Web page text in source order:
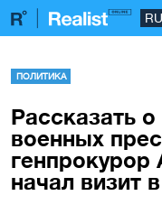
ПОЛИТИКА
Рассказать
военных
генпрокурор
начал визит